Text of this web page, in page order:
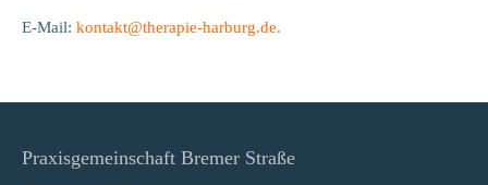
E-Mail: kontakt@therapie-harburg.de.
Praxisgemeinschaft Bremer Straße